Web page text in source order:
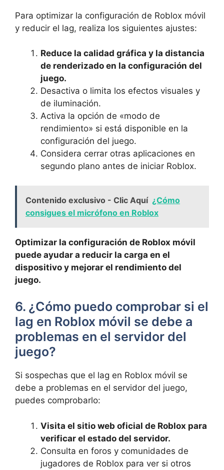
Para optimizar la configuración de Roblox móvil
y reducir el lag, realiza los siguientes ajustes:
Reduce la calidad gráfica y la distancia
de ⁣renderizado en ⁢la configuración del
juego.
Desactiva o ⁢limita los efectos⁣ visuales y
de iluminación.
Activa⁣ la opción de «modo de
rendimiento»​ si ⁣está ‌disponible en la
configuración del juego.
Considera cerrar otras ⁢aplicaciones en
segundo plano antes de iniciar Roblox.
Contenido exclusivo - Clic Aquí ¿Cómo
consigues el micrófono en Roblox
Optimizar la configuración⁤ de ⁣Roblox móvil
puede ayudar a reducir la carga en el
dispositivo y mejorar el​ rendimiento del
juego.
6. ¿Cómo puedo comprobar si ​el
lag en⁤ Roblox móvil se debe a
problemas ‍en‌ el servidor‌ del
juego?
Si sospechas que ‍el lag en Roblox móvil‌ se
debe a problemas​ en ​el servidor⁤ del juego,​
puedes comprobarlo:
Visita ⁢el ​sitio web oficial de Roblox para
verificar el estado del servidor.
Consulta en ⁣foros y comunidades de
jugadores de ⁣Roblox para ver si otros